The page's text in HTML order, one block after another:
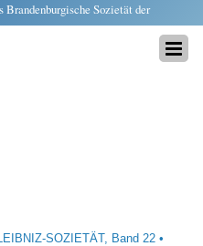
Brandenburgische Sozietät der
SOZIETÄT, Band 22 •